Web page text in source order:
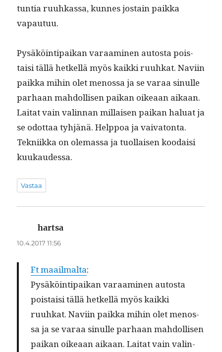
tun­tia ruuhkas­sa, kunnes jostain paik­ka
vapautuu.
Pysäköin­tipaikan varaami­nen autos­ta pois­
taisi täl­lä het­kel­lä myös kaik­ki ruuhkat. Navi­in
paik­ka mihin olet menos­sa ja se varaa sin­ulle
parhaan mah­dol­lisen paikan oikeaan aikaan.
Lai­tat vain valin­nan mil­laisen paikan halu­at ja
se odot­taa tyhjänä. Help­poa ja vai­va­ton­ta.
Tekni­ik­ka on ole­mas­sa ja tuol­laisen koodaisi
kuukaudessa.
Vastaa
hartsa
10.4.2017 11:56
Ft maail­mal­ta:
Pysäköin­tipaikan varaami­nen autos­ta
pois­taisi täl­lä het­kel­lä myös kaik­ki
ruuhkat. Navi­in paik­ka mihin olet menos­
sa ja se varaa sin­ulle parhaan mah­dol­lisen
paikan oikeaan aikaan. Lai­tat vain valin­